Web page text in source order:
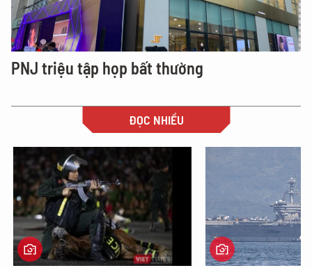
PNJ triệu tập họp bất thường
ĐỌC NHIỀU